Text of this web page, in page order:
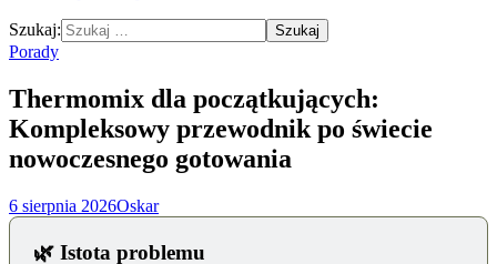
Szukaj:
Porady
Thermomix dla początkujących:
Kompleksowy przewodnik po świecie
nowoczesnego gotowania
6 sierpnia 2026Oskar
🌿 Istota problemu